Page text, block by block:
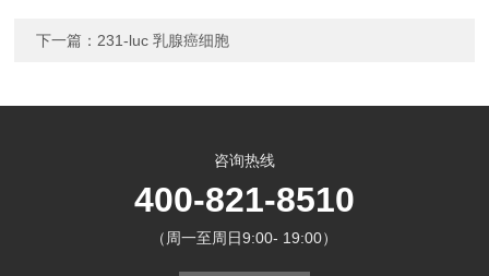
下一篇： 231-luc 乳腺癌细胞
咨询热线
400-821-8510
（周一至周日9:00- 19:00）